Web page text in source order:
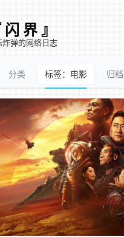
闪 界 』
炸弹的网络日志
分类 标签：电影 归档